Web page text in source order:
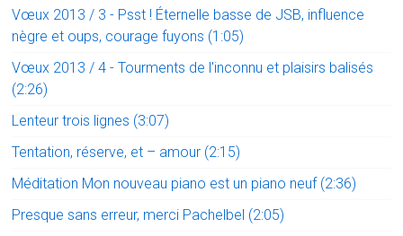
Vœux 2013 / 3 - Psst ! Éternelle basse de JSB, influence
nègre et oups, courage fuyons (1:05)
Vœux 2013 / 4 - Tourments de l'inconnu et plaisirs balisés
(2:26)
Lenteur trois lignes (3:07)
Tentation, réserve, et – amour (2:15)
Méditation Mon nouveau piano est un piano neuf (2:36)
Presque sans erreur, merci Pachelbel (2:05)